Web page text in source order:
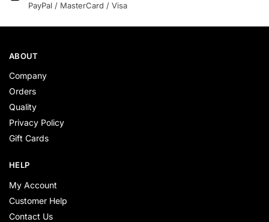
PayPal / MasterCard / Visa
ABOUT
Company
Orders
Quality
Privacy Policy
Gift Cards
HELP
My Account
Customer Help
Contact Us